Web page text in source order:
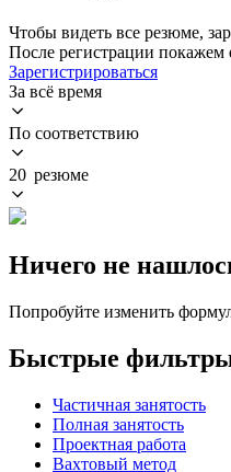
Чтобы видеть все резюме,
После регистрации
Зарегистрироваться
За всё время
По соответствию
20 резюме
Ничего не
Попробуйте изменить
Быстрые
Частичная занятость
Полная занятость
Проектная работа
Вахтовый метод